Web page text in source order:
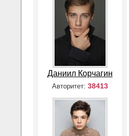
Даниил Корчагин
Авторитет: 38413